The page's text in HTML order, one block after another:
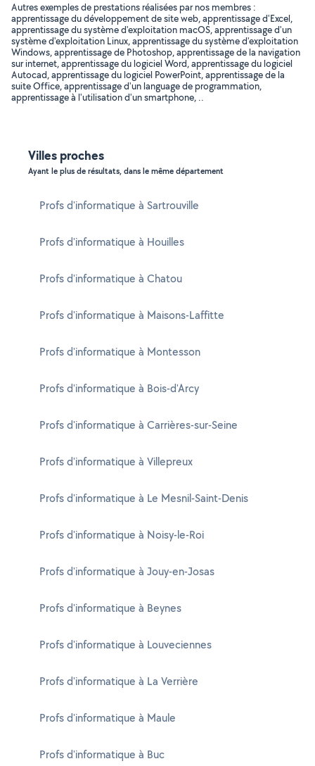
Autres exemples de prestations réalisées par nos membres :
apprentissage du développement de site web, apprentissage d'Excel,
apprentissage du système d'exploitation macOS, apprentissage d'un
système d'exploitation Linux, apprentissage du système d'exploitation
Windows, apprentissage de Photoshop, apprentissage de la navigation
sur internet, apprentissage du logiciel Word, apprentissage du logiciel
Autocad, apprentissage du logiciel PowerPoint, apprentissage de la
suite Office, apprentissage d'un language de programmation,
apprentissage à l'utilisation d'un smartphone, ..
Villes proches
Ayant le plus de résultats, dans le même département
Profs d'informatique à Sartrouville
Profs d'informatique à Houilles
Profs d'informatique à Chatou
Profs d'informatique à Maisons-Laffitte
Profs d'informatique à Montesson
Profs d'informatique à Bois-d'Arcy
Profs d'informatique à Carrières-sur-Seine
Profs d'informatique à Villepreux
Profs d'informatique à Le Mesnil-Saint-Denis
Profs d'informatique à Noisy-le-Roi
Profs d'informatique à Jouy-en-Josas
Profs d'informatique à Beynes
Profs d'informatique à Louveciennes
Profs d'informatique à La Verrière
Profs d'informatique à Maule
Profs d'informatique à Buc